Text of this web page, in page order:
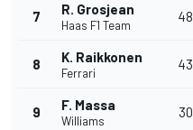
7 R. Grosjean
Haas F1 Team
48
8 K. Raikkonen
Ferrari
43
9 F. Massa
Williams
30